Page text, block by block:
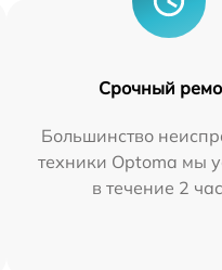
Срочный
Большинство
техники Optoma мы
в течение 2